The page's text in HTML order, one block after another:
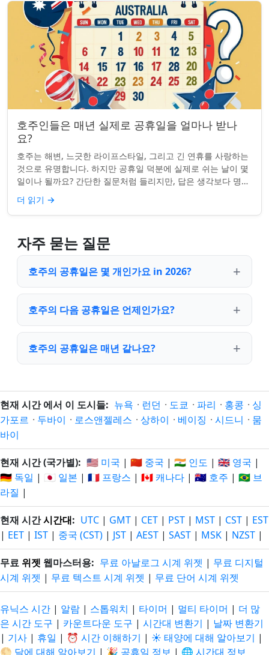
호주인들은 매년 실제로 공휴일을 얼마나 받나
요?
호주는 해변, 느긋한 라이프스타일, 그리고 긴 연휴를 사랑하는
것으로 유명합니다. 하지만 공휴일 덕분에 실제로 쉬는 날이 몇
일이나 될까요? 간단한 질문처럼 들리지만, 답은 생각보다 명확
하지 않을 수 있습니다. 거주...
더 읽기 →
자주 묻는 질문
호주의 공휴일은 몇 개인가요 in 2026?
호주의 다음 공휴일은 언제인가요?
호주의 공휴일은 매년 같나요?
현재 시간 에서 이 도시들: 뉴욕 · 런던 · 도쿄 · 파리 · 홍콩 · 싱
가포르 · 두바이 · 로스앤젤레스 · 상하이 · 베이징 · 시드니 · 뭄
바이
현재 시간 (국가별): 🇺🇸 미국 | 🇨🇳 중국 | 🇮🇳 인도 | 🇬🇧 영국 |
🇩🇪 독일 | 🇯🇵 일본 | 🇫🇷 프랑스 | 🇨🇦 캐나다 | 🇦🇺 호주 | 🇧🇷 브
라질 |
현재 시간시간대: UTC | GMT | CET | PST | MST | CST | EST
| EET | IST | 중국 (CST) | JST | AEST | SAST | MSK | NZST |
무료 위젯 웹마스터용: 무료 아날로그 시계 위젯 | 무료 디지털
시계 위젯 | 무료 텍스트 시계 위젯 | 무료 단어 시계 위젯
유닉스 시간 | 알람 | 스톱워치 | 타이머 | 멀티 타이머 | 더 많
은 시간 도구 | 카운트다운 도구 | 시간대 변환기 | 날짜 변환기
| 기사 | 휴일 | ⏰ 시간 이해하기 | ☀️ 태양에 대해 알아보기 |
🌕 달에 대해 알아보기 | 🎉 공휴일 정보 | 🌐 시간대 정보